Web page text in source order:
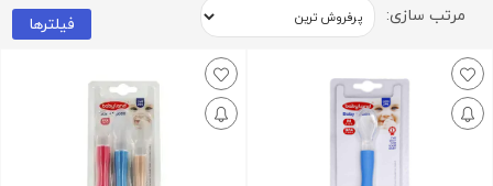
مرتب سازی: فیلترها